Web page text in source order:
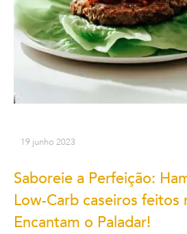
19 junho 2023
Saboreie a Perfeição:
Low-Carb caseiros
Encantam o Paladar!